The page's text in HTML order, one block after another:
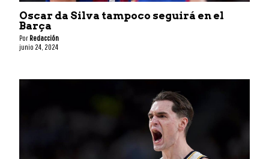
Oscar da Silva tampoco seguirá en el
Barça
Por Redacción
junio 24, 2024